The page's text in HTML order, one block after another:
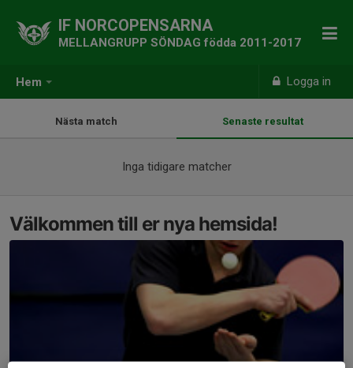
Hem Logga in
IF NORCOPENSARNA
MELLANGRUPP SÖNDAG födda 2011-2017
Nästa match Senaste resultat
Inga tidigare matcher
Välkommen till er nya hemsida!